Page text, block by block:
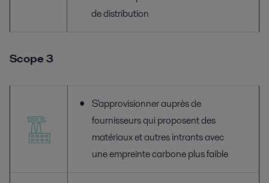
de distribution
Scope 3
S'approvisionner auprès de
fournisseurs qui proposent des
matériaux et autres intrants avec
une empreinte carbone plus faible